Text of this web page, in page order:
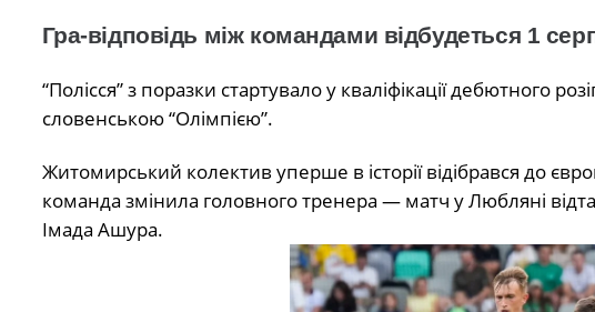
Гра-відповідь між командами відбудеться 1
“Полісся” з поразки стартувало у кваліфікації дебютного
словенською “Олімпією”.
Житомирський колектив уперше в історії відібрався до
команда змінила головного тренера — матч у Любляні
Імада Ашура.